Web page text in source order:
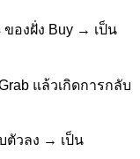
ของฝั่ง Buy → เป็น
แล้วเกิดการกลับ
ตัวลง → เป็น